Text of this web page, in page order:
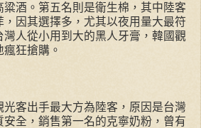
酒。第五名則是衛生棉，其中陸客
因其選擇多，尤其以夜用量大最符
人從小用到大的黑人牙膏，韓國觀
狂搶購。
客出手最大方為陸客，原因是台灣
全，銷售第一名的克寧奶粉，曾有